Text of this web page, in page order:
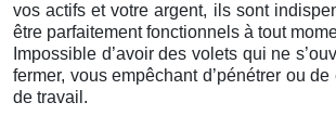
vos actifs et votre argent, ils sont
être parfaitement fonctionnels à tout
Impossible d’avoir des volets qui ne
fermer, vous empêchant d’pénétrer ou
de travail.